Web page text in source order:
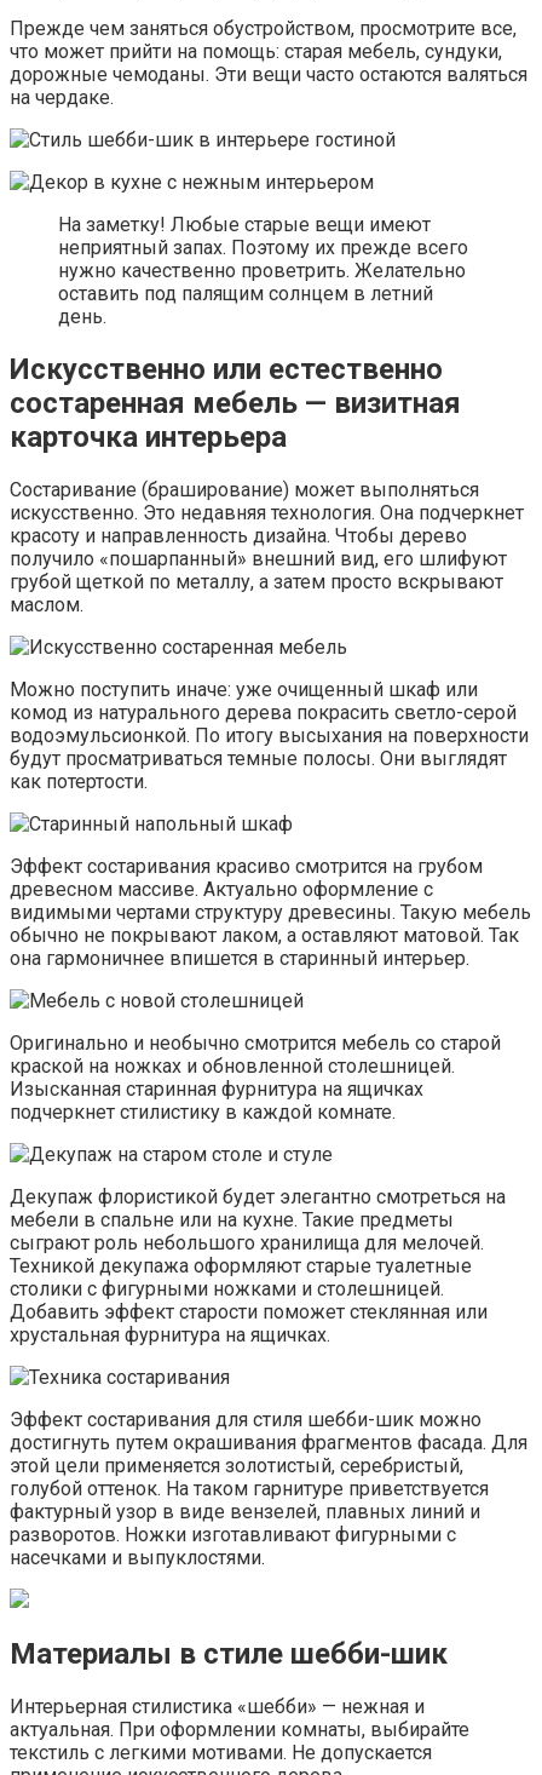
Прежде чем заняться обустройством, просмотрите все,
что может прийти на помощь: старая мебель, сундуки,
дорожные чемоданы. Эти вещи часто остаются валяться
на чердаке.
На заметку! Любые старые вещи имеют
неприятный запах. Поэтому их прежде всего
нужно качественно проветрить. Желательно
оставить под палящим солнцем в летний
день.
Искусственно или естественно
состаренная мебель — визитная
карточка интерьера
Состаривание (браширование) может выполняться
искусственно. Это недавняя технология. Она подчеркнет
красоту и направленность дизайна. Чтобы дерево
получило «пошарпанный» внешний вид, его шлифуют
грубой щеткой по металлу, а затем просто вскрывают
маслом.
Можно поступить иначе: уже очищенный шкаф или
комод из натурального дерева покрасить светло-серой
водоэмульсионкой. По итогу высыхания на поверхности
будут просматриваться темные полосы. Они выглядят
как потертости.
Эффект состаривания красиво смотрится на грубом
древесном массиве. Актуально оформление с
видимыми чертами структуру древесины. Такую мебель
обычно не покрывают лаком, а оставляют матовой. Так
она гармоничнее впишется в старинный интерьер.
Оригинально и необычно смотрится мебель со старой
краской на ножках и обновленной столешницей.
Изысканная старинная фурнитура на ящичках
подчеркнет стилистику в каждой комнате.
Декупаж флористикой будет элегантно смотреться на
мебели в спальне или на кухне. Такие предметы
сыграют роль небольшого хранилища для мелочей.
Техникой декупажа оформляют старые туалетные
столики с фигурными ножками и столешницей.
Добавить эффект старости поможет стеклянная или
хрустальная фурнитура на ящичках.
Эффект состаривания для стиля шебби-шик можно
достигнуть путем окрашивания фрагментов фасада. Для
этой цели применяется золотистый, серебристый,
голубой оттенок. На таком гарнитуре приветствуется
фактурный узор в виде вензелей, плавных линий и
разворотов. Ножки изготавливают фигурными с
насечками и выпуклостями.
Материалы в стиле шебби-шик
Интерьерная стилистика «шебби» — нежная и
актуальная. При оформлении комнаты, выбирайте
текстиль с легкими мотивами. Не допускается